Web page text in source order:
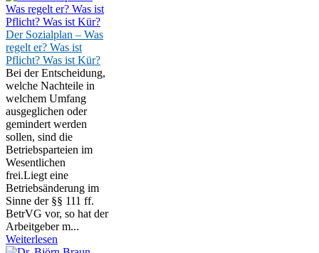
Der Sozialplan – Was
regelt er? Was ist
Pflicht? Was ist Kür?
Bei der Entscheidung,
welche Nachteile in
welchem Umfang
ausgeglichen oder
gemindert werden
sollen, sind die
Betriebsparteien im
Wesentlichen
frei.Liegt eine
Betriebsänderung im
Sinne der §§ 111 ff.
BetrVG vor, so hat der
Arbeitgeber m...
Weiterlesen